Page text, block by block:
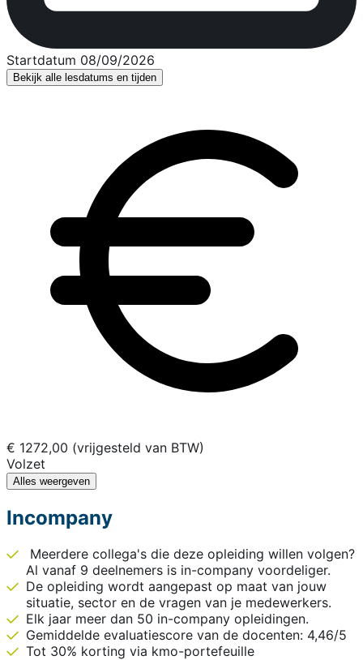
Startdatum 08/09/2026
Bekijk alle lesdatums en tijden
€ 1272,00 (vrijgesteld van BTW)
Volzet
Alles weergeven
Incompany
Meerdere collega's die deze opleiding willen volgen?
Al vanaf 9 deelnemers is in-company voordeliger.
De opleiding wordt aangepast op maat van jouw
situatie, sector en de vragen van je medewerkers.
Elk jaar meer dan 50 in-company opleidingen.
Gemiddelde evaluatiescore van de docenten: 4,46/5
Tot 30% korting via kmo-portefeuille